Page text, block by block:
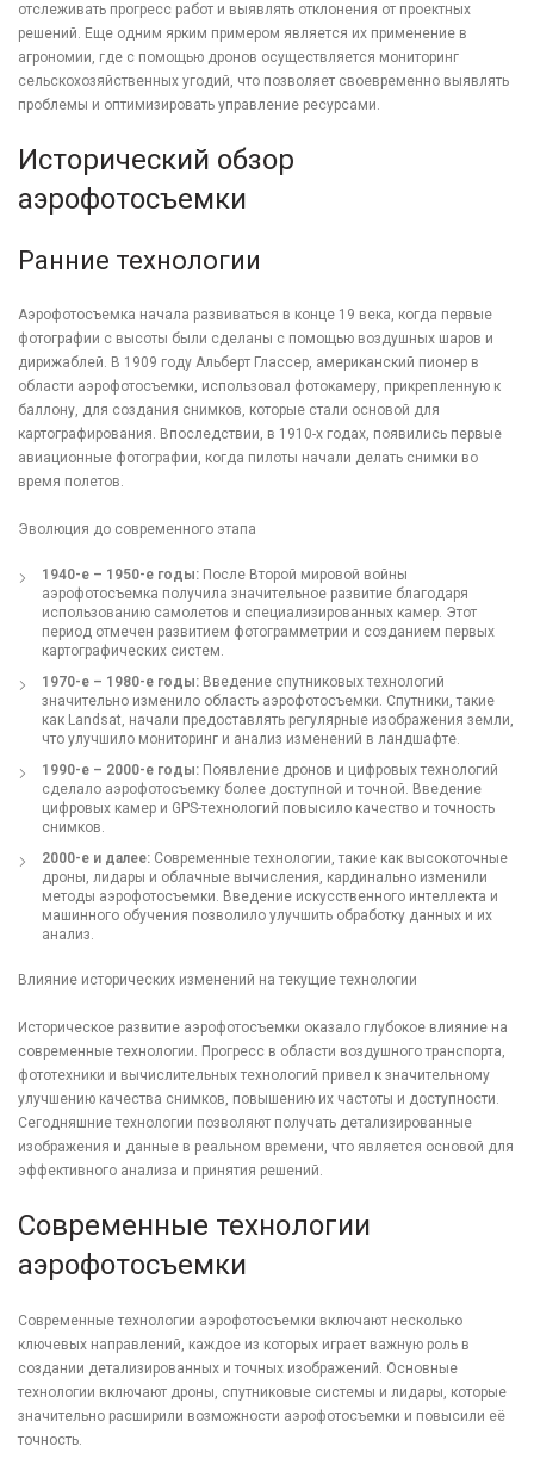
отслеживать прогресс работ и выявлять отклонения от проектных
решений. Еще одним ярким примером является их применение в
агрономии, где с помощью дронов осуществляется мониторинг
сельскохозяйственных угодий, что позволяет своевременно выявлять
проблемы и оптимизировать управление ресурсами.
Исторический обзор
аэрофотосъемки
Ранние технологии
Аэрофотосъемка начала развиваться в конце 19 века, когда первые
фотографии с высоты были сделаны с помощью воздушных шаров и
дирижаблей. В 1909 году Альберт Глассер, американский пионер в
области аэрофотосъемки, использовал фотокамеру, прикрепленную к
баллону, для создания снимков, которые стали основой для
картографирования. Впоследствии, в 1910-х годах, появились первые
авиационные фотографии, когда пилоты начали делать снимки во
время полетов.
Эволюция до современного этапа
1940-е – 1950-е годы: После Второй мировой войны
аэрофотосъемка получила значительное развитие благодаря
использованию самолетов и специализированных камер. Этот
период отмечен развитием фотограмметрии и созданием первых
картографических систем.
1970-е – 1980-е годы: Введение спутниковых технологий
значительно изменило область аэрофотосъемки. Спутники, такие
как Landsat, начали предоставлять регулярные изображения земли,
что улучшило мониторинг и анализ изменений в ландшафте.
1990-е – 2000-е годы: Появление дронов и цифровых технологий
сделало аэрофотосъемку более доступной и точной. Введение
цифровых камер и GPS-технологий повысило качество и точность
снимков.
2000-е и далее: Современные технологии, такие как высокоточные
дроны, лидары и облачные вычисления, кардинально изменили
методы аэрофотосъемки. Введение искусственного интеллекта и
машинного обучения позволило улучшить обработку данных и их
анализ.
Влияние исторических изменений на текущие технологии
Историческое развитие аэрофотосъемки оказало глубокое влияние на
современные технологии. Прогресс в области воздушного транспорта,
фототехники и вычислительных технологий привел к значительному
улучшению качества снимков, повышению их частоты и доступности.
Сегодняшние технологии позволяют получать детализированные
изображения и данные в реальном времени, что является основой для
эффективного анализа и принятия решений.
Современные технологии
аэрофотосъемки
Современные технологии аэрофотосъемки включают несколько
ключевых направлений, каждое из которых играет важную роль в
создании детализированных и точных изображений. Основные
технологии включают дроны, спутниковые системы и лидары, которые
значительно расширили возможности аэрофотосъемки и повысили её
точность.